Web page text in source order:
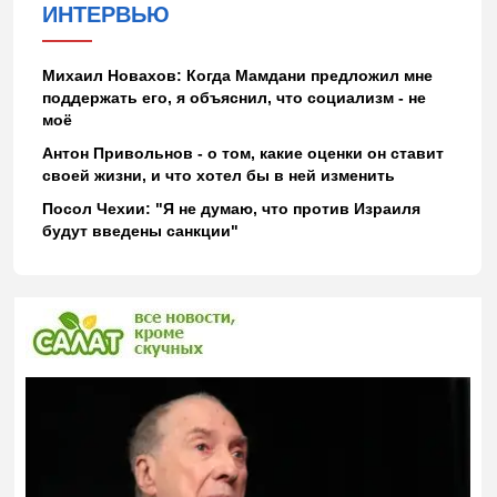
ИНТЕРВЬЮ
Михаил Новахов: Когда Мамдани предложил мне
поддержать его, я объяснил, что социализм - не
моё
Антон Привольнов - о том, какие оценки он ставит
своей жизни, и что хотел бы в ней изменить
Посол Чехии: "Я не думаю, что против Израиля
будут введены санкции"